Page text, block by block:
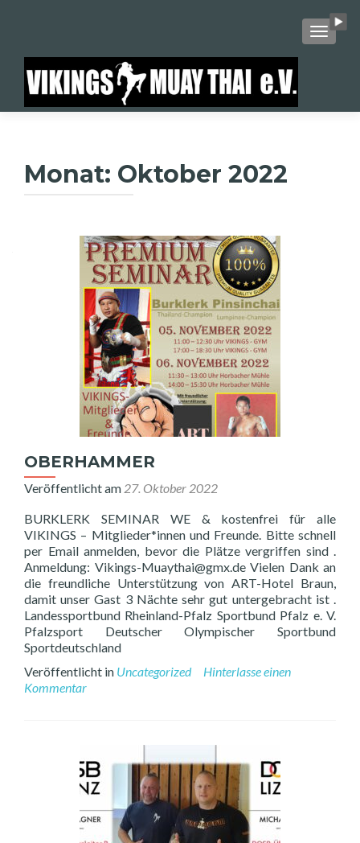
Monat: Oktober 2022
OBERHAMMER
Veröffentlicht am 27. Oktober 2022
BURKLERK SEMINAR WE & kostenfrei für alle
VIKINGS – Mitglieder*innen und Freunde. Bitte schnell
per Email anmelden, bevor die Plätze vergriffen sind .
Anmeldung: Vikings-Muaythai@gmx.de Vielen Dank an
die freundliche Unterstützung von ART-Hotel Braun,
damit unser Gast 3 Nächte sehr gut untergebracht ist .
Landessportbund Rheinland-Pfalz Sportbund Pfalz e. V.
Pfalzsport Deutscher Olympischer Sportbund
Sportdeutschland
Veröffentlicht in Uncategorized
Hinterlasse einen
Kommentar